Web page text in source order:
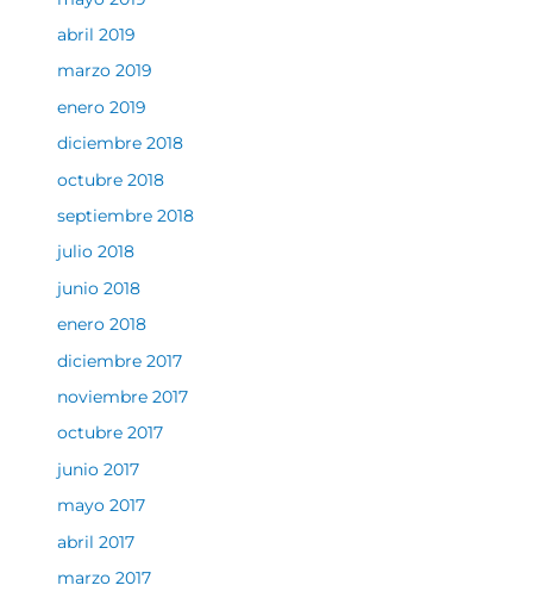
abril 2019
marzo 2019
enero 2019
diciembre 2018
octubre 2018
septiembre 2018
julio 2018
junio 2018
enero 2018
diciembre 2017
noviembre 2017
octubre 2017
junio 2017
mayo 2017
abril 2017
marzo 2017